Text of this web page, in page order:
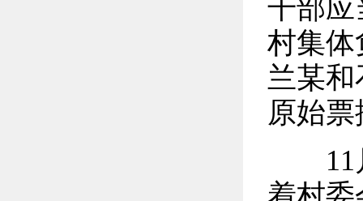
干部应
村集体
兰某
原始票
11月